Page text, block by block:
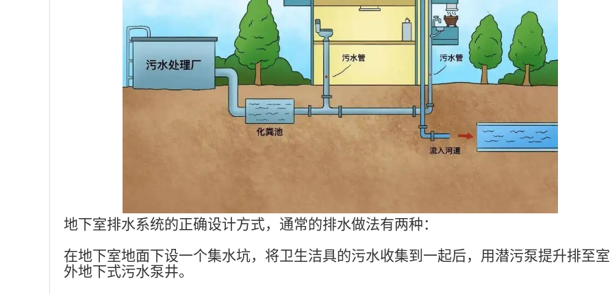
地下室排水系统的正确设计方式，通常的排水做法有两种：
在地下室地面下设一个集水坑，将卫生洁具的污水收集到一起后，用潜污泵提升排至室
外地下式污水泵井。